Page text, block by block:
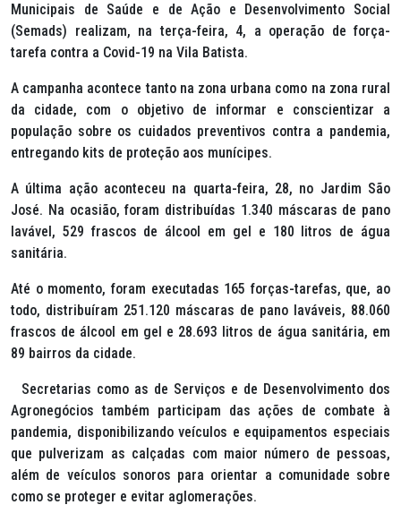
Municipais de Saúde e de Ação e Desenvolvimento Social
(Semads) realizam, na terça-feira, 4, a operação de força-
tarefa contra a Covid-19 na Vila Batista.
A campanha acontece tanto na zona urbana como na zona rural
da cidade, com o objetivo de informar e conscientizar a
população sobre os cuidados preventivos contra a pandemia,
entregando kits de proteção aos munícipes.
A última ação aconteceu na quarta-feira, 28, no Jardim São
José. Na ocasião, foram distribuídas 1.340 máscaras de pano
lavável, 529 frascos de álcool em gel e 180 litros de água
sanitária.
Até o momento, foram executadas 165 forças-tarefas, que, ao
todo, distribuíram 251.120 máscaras de pano laváveis, 88.060
frascos de álcool em gel e 28.693 litros de água sanitária, em
89 bairros da cidade.
Secretarias como as de Serviços e de Desenvolvimento dos
Agronegócios também participam das ações de combate à
pandemia, disponibilizando veículos e equipamentos especiais
que pulverizam as calçadas com maior número de pessoas,
além de veículos sonoros para orientar a comunidade sobre
como se proteger e evitar aglomerações.